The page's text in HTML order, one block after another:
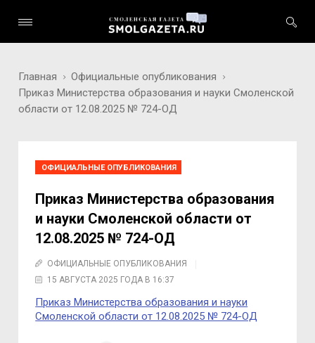
Главная
Официальные опубликования
Приказ Министерства образования и науки Смоленской
области от 12.08.2025 № 724-ОД
ОФИЦИАЛЬНЫЕ ОПУБЛИКОВАНИЯ
Приказ Министерства образования
и науки Смоленской области от
12.08.2025 № 724-ОД
ОФИЦИАЛЬНЫЕ ОПУБЛИКОВАНИЯ
15 АВГУСТА 2025 ГОДА В 16:37
Приказ Министерства образования и науки
Смоленской области от 12.08.2025 № 724-ОД